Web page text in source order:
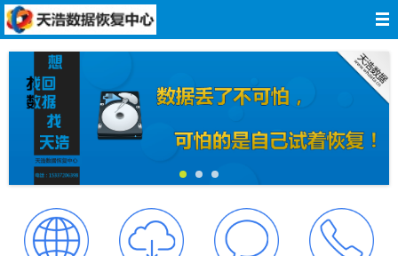
网站导航
关于我们
数据恢复
服务承诺